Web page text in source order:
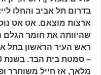
בדרום תל אביב והחלו
ארצות מוצאם. אט אט
שהיוותה את חומר הגלם
ראש העיר הראשון בתל
מלאך, אז חייל משוחרר